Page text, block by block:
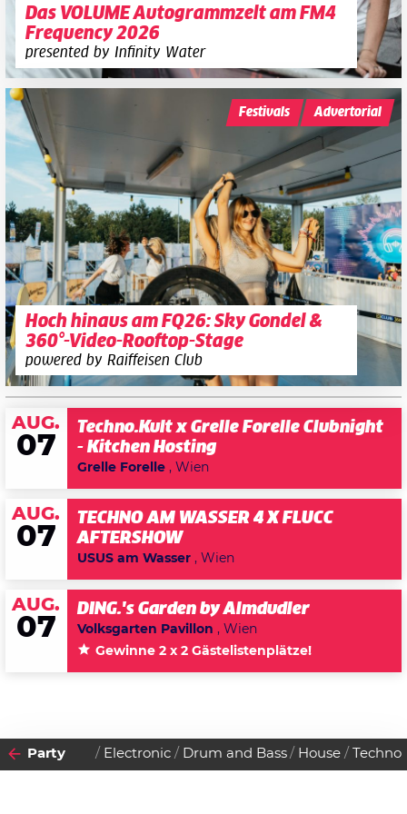
Das VOLUME Autogrammzelt am FM4
Frequency 2026
presented by Infinity Water
Hoch hinaus am FQ26: Sky Gondel &
360°-Video-Rooftop-Stage
powered by Raiffeisen Club
Festivals Advertorial
AUG.
07
Techno.Kult x Grelle Forelle Clubnight
- Kitchen Hosting
Grelle Forelle , Wien
AUG.
07
TECHNO AM WASSER 4 X FLUCC
AFTERSHOW
USUS am Wasser , Wien
AUG.
07
DING.'s Garden by Almdudler
Volksgarten Pavillon , Wien
Gewinne 2 x 2 Gästelistenplätze!
Party Electronic Drum and Bass House Techno